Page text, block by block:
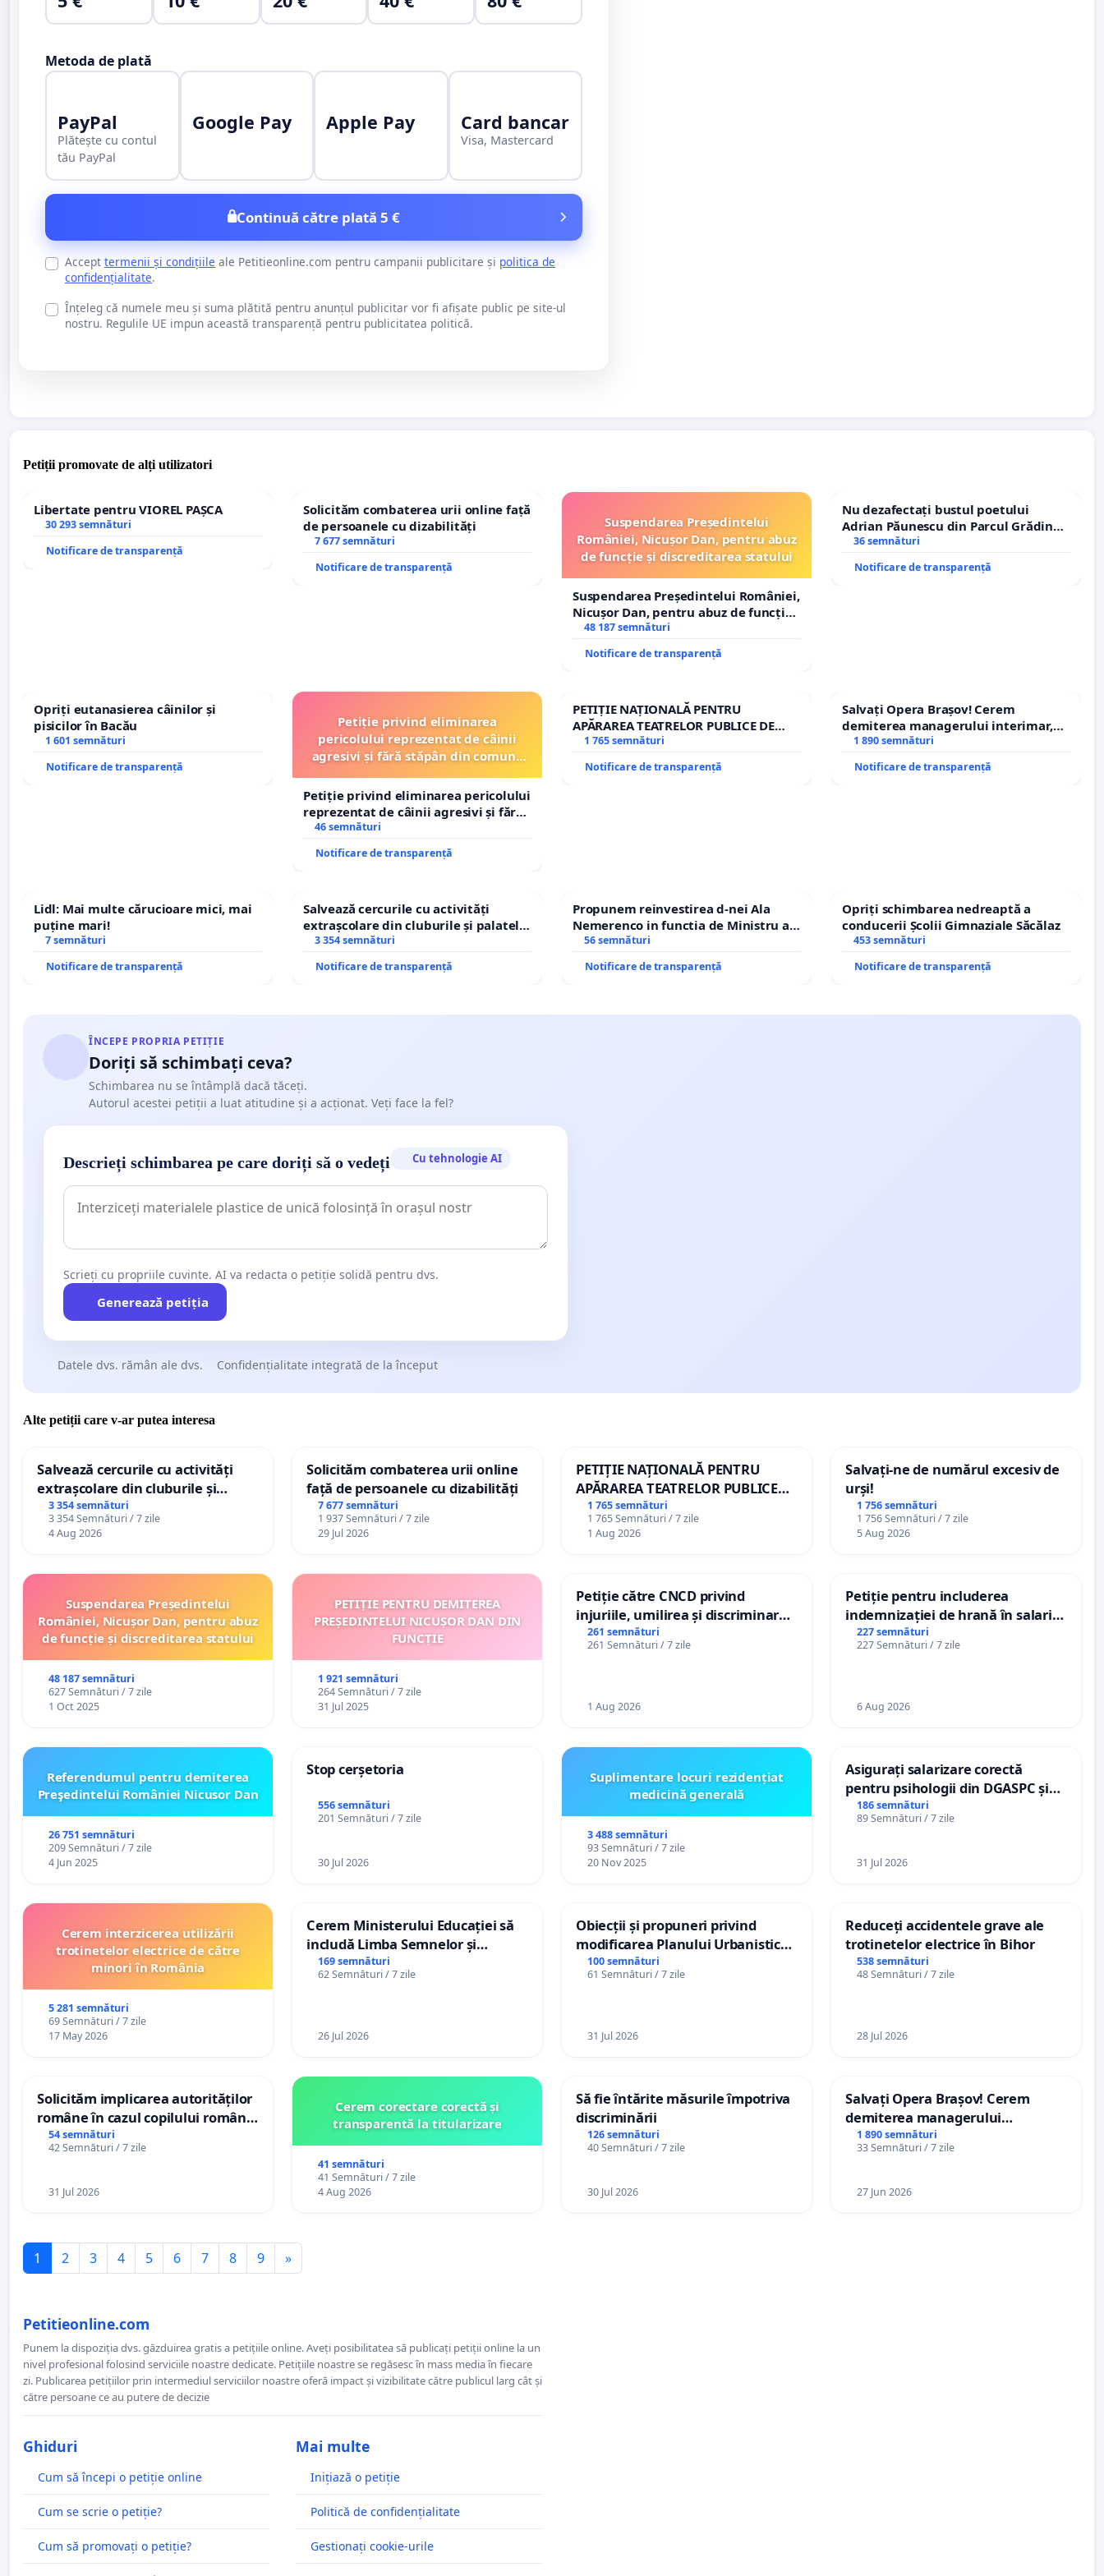
Metoda de plată
PayPal
Plătește cu contul
tău PayPal
Google Pay Apple Pay Card bancar
Visa, Mastercard
Continuă către plată 5 €
Accept termenii și condițiile ale Petitieonline.com pentru campanii publicitare și politica de
confidențialitate.
Înțeleg că numele meu și suma plătită pentru anunțul publicitar vor fi afișate public pe site-ul
nostru. Regulile UE impun această transparență pentru publicitatea politică.
Petiții promovate de alți utilizatori
Libertate pentru VIOREL PAȘCA
30 293 semnături
Notificare de transparență
Solicităm combaterea urii online față
de persoanele cu dizabilități
7 677 semnături
Notificare de transparență
Suspendarea Președintelui
României, Nicușor Dan, pentru abuz
de funcție și discreditarea statului
Suspendarea Președintelui României,
Nicușor Dan, pentru abuz de funcție
și discreditarea statului
48 187 semnături
Notificare de transparență
Nu dezafectați bustul poetului
Adrian Păunescu din Parcul Grădina
Icoanei! Stop cenzurii culturale!
36 semnături
Notificare de transparență
Opriți eutanasierea câinilor și
pisicilor în Bacău
1 601 semnături
Notificare de transparență
Petiție privind eliminarea
pericolului reprezentat de câinii
agresivi și fără stăpân din comuna
Petiție privind eliminarea pericolului
reprezentat de câinii agresivi și fără
stăpân din comuna Tunari
46 semnături
Notificare de transparență
PETIȚIE NAȚIONALĂ PENTRU
APĂRAREA TEATRELOR PUBLICE DE
REPERTORIU DIN ROMÂNIA
1 765 semnături
Notificare de transparență
Salvați Opera Brașov! Cerem
demiterea managerului interimar,
Petrean Lucian-Marius!
1 890 semnături
Notificare de transparență
Lidl: Mai multe cărucioare mici, mai
puține mari!
7 semnături
Notificare de transparență
Salvează cercurile cu activități
extrașcolare din cluburile și palatele
copiilor
3 354 semnături
Notificare de transparență
Propunem reinvestirea d-nei Ala
Nemerenco in functia de Ministru al
Sanatatii
56 semnături
Notificare de transparență
Opriți schimbarea nedreaptă a
conducerii Școlii Gimnaziale Săcălaz
453 semnături
Notificare de transparență
ÎNCEPE PROPRIA PETIȚIE
Doriți să schimbați ceva?
Schimbarea nu se întâmplă dacă tăceți.
Autorul acestei petiții a luat atitudine și a acționat. Veți face la fel?
Descrieți schimbarea pe care doriți să o vedeți Cu tehnologie AI
Scrieți cu propriile cuvinte. AI va redacta o petiție solidă pentru dvs.
Generează petiția
Datele dvs. rămân ale dvs. Confidențialitate integrată de la început
Alte petiții care v-ar putea interesa
Salvează cercurile cu activități
extrașcolare din cluburile și
palatele copiilor
3 354 semnături
3 354 Semnături / 7 zile
4 Aug 2026
Solicităm combaterea urii online
față de persoanele cu dizabilități
7 677 semnături
1 937 Semnături / 7 zile
29 Jul 2026
PETIȚIE NAȚIONALĂ PENTRU
APĂRAREA TEATRELOR PUBLICE
DE REPERTORIU DIN ROMÂNIA
1 765 semnături
1 765 Semnături / 7 zile
1 Aug 2026
Salvați-ne de numărul excesiv de
urși!
1 756 semnături
1 756 Semnături / 7 zile
5 Aug 2026
Suspendarea Președintelui
României, Nicușor Dan, pentru abuz
de funcție și discreditarea statului
48 187 semnături
627 Semnături / 7 zile
1 Oct 2025
PETIȚIE PENTRU DEMITEREA
PREȘEDINTELUI NICUȘOR DAN DIN
FUNCȚIE
1 921 semnături
264 Semnături / 7 zile
31 Jul 2025
Petiție către CNCD privind
injuriile, umilirea și discriminarea
persoanelor cu dizabilități de
către utilizatorul TikTok „Gorici”
261 semnături
261 Semnături / 7 zile
1 Aug 2026
Petiție pentru includerea
indemnizației de hrană în salariul
de bază și protejarea gradațiilor
de vechime pentru asistenții
227 semnături
227 Semnături / 7 zile
6 Aug 2026
Referendumul pentru demiterea
Preşedintelui României Nicusor Dan
26 751 semnături
209 Semnături / 7 zile
4 Jun 2025
Stop cerșetoria
556 semnături
201 Semnături / 7 zile
30 Jul 2026
Suplimentare locuri rezidențiat
medicină generală
3 488 semnături
93 Semnături / 7 zile
20 Nov 2025
Asigurați salarizare corectă
pentru psihologii din DGASPC și
spitale
186 semnături
89 Semnături / 7 zile
31 Jul 2026
Cerem interzicerea utilizării
trotinetelor electrice de către
minori în România
5 281 semnături
69 Semnături / 7 zile
17 May 2026
Cerem Ministerului Educației să
includă Limba Semnelor și
alfabetul Braille în școlile din
Republica Moldova!
169 semnături
62 Semnături / 7 zile
26 Jul 2026
Obiecții și propuneri privind
modificarea Planului Urbanistic
General al orașului Ialoveni
100 semnături
61 Semnături / 7 zile
31 Jul 2026
Reduceți accidentele grave ale
trotinetelor electrice în Bihor
538 semnături
48 Semnături / 7 zile
28 Jul 2026
Solicităm implicarea autorităților
române în cazul copilului român
Wiliam Kristian Gheorghe, aflat în
plasament în Danemarca de 12
54 semnături
42 Semnături / 7 zile
31 Jul 2026
Cerem corectare corectă și
transparentă la titularizare
41 semnături
41 Semnături / 7 zile
4 Aug 2026
Să fie întărite măsurile împotriva
discriminării
126 semnături
40 Semnături / 7 zile
30 Jul 2026
Salvați Opera Brașov! Cerem
demiterea managerului
interimar, Petrean Lucian-Marius!
1 890 semnături
33 Semnături / 7 zile
27 Jun 2026
1 2 3 4 5 6 7 8 9 »
Petitieonline.com
Punem la dispoziția dvs. găzduirea gratis a petițiile online. Aveți posibilitatea să publicați petiții online la un
nivel profesional folosind serviciile noastre dedicate. Petițiile noastre se regăsesc în mass media în fiecare
zi. Publicarea petițiilor prin intermediul serviciilor noastre oferă impact și vizibilitate către publicul larg cât și
către persoane ce au putere de decizie
Ghiduri
Cum să începi o petiție online
Cum se scrie o petiție?
Cum să promovați o petiție?
Mai multe
Inițiază o petiție
Politică de confidențialitate
Gestionați cookie-urile